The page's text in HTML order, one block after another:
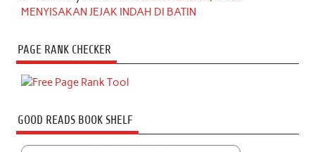
MENYISAKAN JEJAK INDAH DI BATIN
PAGE RANK CHECKER
GOOD READS BOOK SHELF